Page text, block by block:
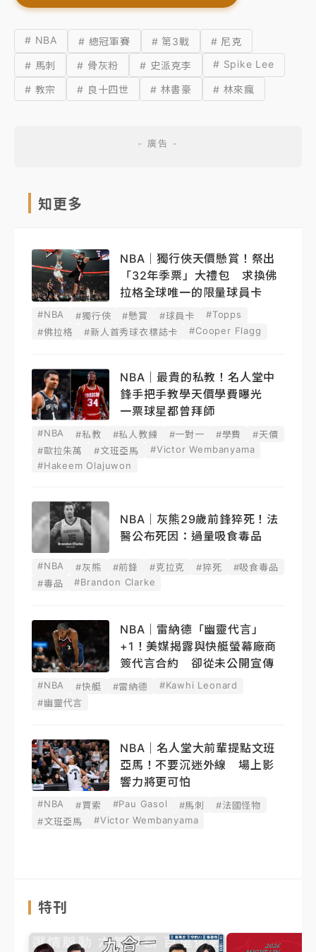
# NBA # 總冠軍賽 # 第3戰
# 尼克
# 馬刺
# 骨灰粉 # 史派克李 # Spike Lee
# 教宗 # 良十四世 # 林書豪 # 林來瘋
知更多
NBA｜獨行俠天價懸賞！祭出
「32年季票」大禮包 求換佛
拉格全球唯一的限量球員卡
#NBA #獨行俠 #懸賞 #球員卡
#Topps
#佛拉格
#新人首秀球衣標誌卡 #Cooper Flagg
NBA｜最貴的私教！名人堂中
鋒手把手教學天價學費曝光
一票球星都曾拜師
#NBA #私教 #私人教練 #一對一 #學費
#天價
#歐拉朱萬
#文班亞馬
#Victor Wembanyama
#Hakeem Olajuwon
NBA｜灰熊29歲前鋒猝死！法
醫公布死因：過量吸食毒品
#NBA #灰熊 #前鋒 #克拉克 #猝死
#吸食毒品
#毒品
#Brandon Clarke
NBA｜雷納德「幽靈代言」
+1！美媒揭露與快艇螢幕廠商
簽代言合約 卻從未公開宣傳
#NBA #快艇 #雷納德
#Kawhi Leonard
#幽靈代言
NBA｜名人堂大前輩提點文班
亞馬！不要沉迷外線 場上影
響力將更可怕
#NBA #賈索 #Pau Gasol #馬刺
#法國怪物
#文班亞馬
#Victor Wembanyama
特刊